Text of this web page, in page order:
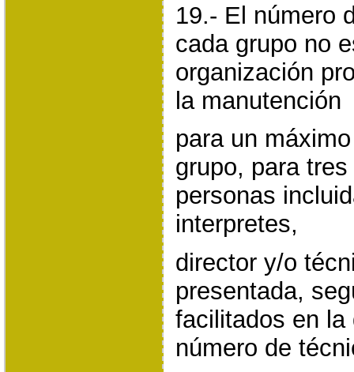
19.- El número
cada grupo no
organización
la manutención
para un
grupo, para
personas
interpretes,
director y/o
presentada,
facilitados en
número de